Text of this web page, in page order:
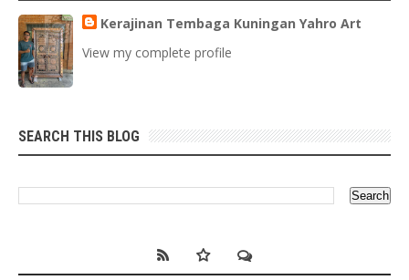
Kerajinan Tembaga Kuningan Yahro Art
View my complete profile
SEARCH THIS BLOG